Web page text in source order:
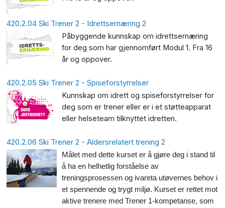
420.2.04 Ski Trener 2 - Idrettsernæring 2
Påbyggende kunnskap om idrettsernæring
for deg som har gjennomført Modul 1. Fra 16
år og oppover.
420.2.05 Ski Trener 2 - Spiseforstyrrelser
Kunnskap om idrett og spiseforstyrrelser for
deg som er trener eller er i et støtteapparat
eller helseteam tilknyttet idretten.
420.2.06 Ski Trener 2 - Aldersrelatert trening 2
Målet med dette kurset er å gjøre deg i stand til
å ha en helhetlig forståelse av
treningsprosessen og ivareta utøvernes behov i
et spennende og trygt miljø. Kurset er rettet mot
aktive trenere med Trener 1-kompetanse, som